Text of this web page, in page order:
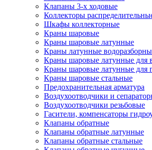
Клапаны 3-х ходовые
Коллекторы
Шкафы коллекторные
Краны шаровые
Краны шаровые латунные
Краны латунные
Краны шаровые латунные для
Краны шаровые латунные для
Краны шаровые стальные
Предохранительная арматура
Воздухоотводчики и
Воздухоотводчики резьбовые
Гасители, компенсаторы
Клапаны обратные
Клапаны обратные латунные
Клапаны обратные стальные